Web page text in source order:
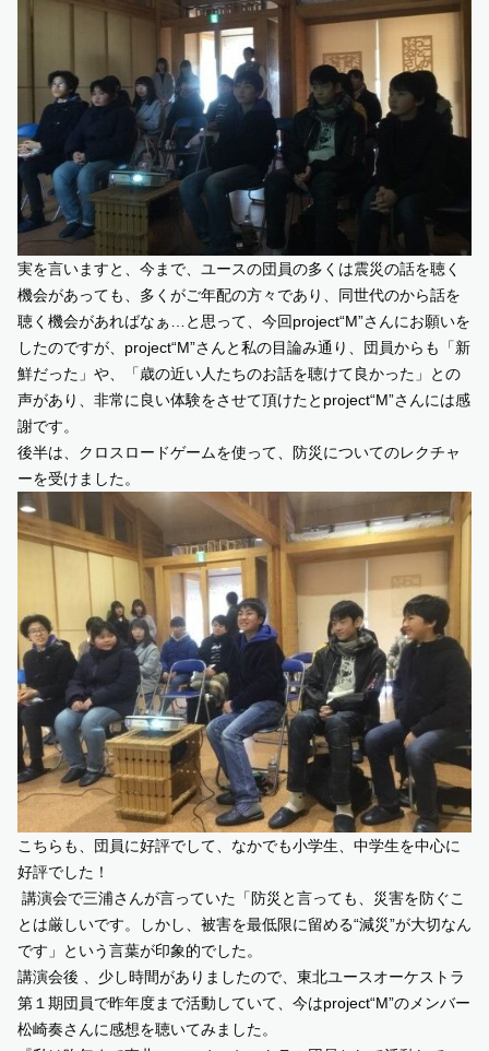
実を言いますと、今まで、ユースの団員の多くは震災の話を聴く
機会があっても、多くがご年配の方々であり、同世代のから話を
聴く機会があればなぁ…と思って、今回project“M”さんにお願いを
したのですが、project“M”さんと私の目論み通り、団員からも「新
鮮だった」や、「歳の近い人たちのお話を聴けて良かった」との
声があり、非常に良い体験をさせて頂けたとproject“M”さんには感
謝です。
後半は、クロスロードゲームを使って、防災についてのレクチャ
ーを受けました。
こちらも、団員に好評でして、なかでも小学生、中学生を中心に
好評でした！
講演会で三浦さんが言っていた「防災と言っても、災害を防ぐこ
とは厳しいです。しかし、被害を最低限に留める“減災”が大切なん
です」という言葉が印象的でした。
講演会後 、少し時間がありましたので、東北ユースオーケストラ
第１期団員で昨年度まで活動していて、今はproject“M”のメンバー
松崎奏さんに感想を聴いてみました。